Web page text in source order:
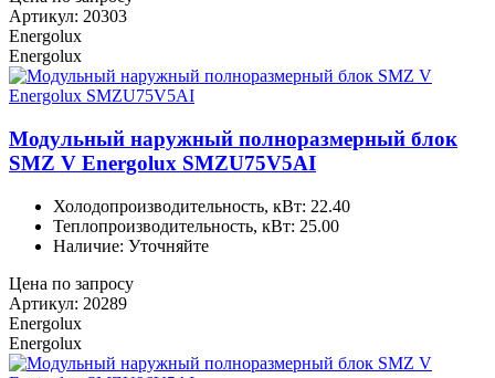
Артикул: 20303
Energolux
Energolux
Модульный наружный полноразмерный блок
SMZ V Energolux SMZU75V5AI
Холодопроизводительность, кВт: 22.40
Теплопроизводительность, кВт: 25.00
Наличие: Уточняйте
Цена по запросу
Артикул: 20289
Energolux
Energolux